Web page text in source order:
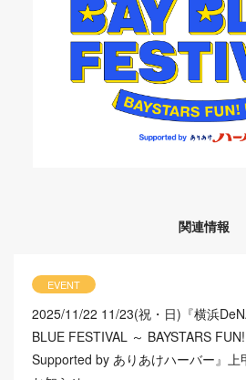
関連情報
EVENT
2025/11/22 11/23(祝・日)『横浜
BLUE FESTIVAL ～ BAYSTARS FUN!
Supported by ありあけハーバー』上